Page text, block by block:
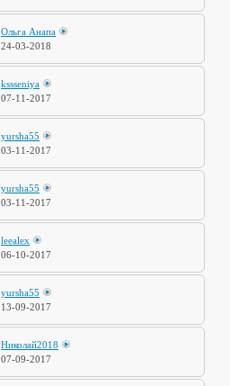
Ольга Анапа
24-03-2018
kssseniya
07-11-2017
yursha55
03-11-2017
yursha55
03-11-2017
leealex
06-10-2017
yursha55
13-09-2017
Николай2018
07-09-2017